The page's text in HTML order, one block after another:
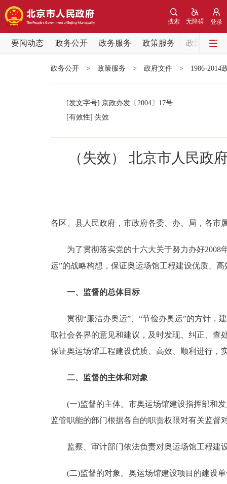
登录
无障碍
搜索
要闻动态 政务公开 政务服务 政策服务
政民互动
党中央精神
政策兑现
决策公开
便民服务
12345网上接诉即办
参与调查
走进北京
政务公开 > 政策服务 > 政府文件 > 1986-2014
[发文字号] 京政办发 〔2004〕 17号
[有效性] 失效
（失效） 北京市人民政
各区、县人民政府，市政府各委、办、局，各市
为了贯彻落实党的十六大关于努力办好2008年
运”的战略构想，保证奥运场馆工程建设优质、
一、监督的总体目标
贯彻“廉洁办奥运”、“节俭办奥运”的方针，
取社会各界的意见和建议，及时发现、纠正、查
保证奥运场馆工程建设优质、高效、顺利进行，
二、监督的主体和对象
(一)监督的主体。市奥运场馆建设指挥部和发
监管职能的部门根据各自的职责权限对有关监督
监察、审计部门依法负责对奥运场馆工程建设
(二)监督的对象。奥运场馆建设项目的建设单